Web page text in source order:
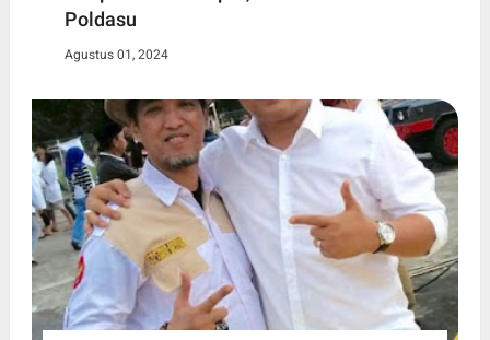
Poldasu
Agustus 01, 2024